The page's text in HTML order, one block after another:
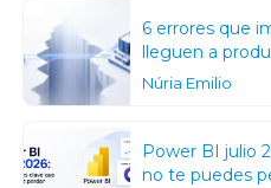
6 errores que
lleguen a
Núria Emilio
Power BI julio
no te puedes